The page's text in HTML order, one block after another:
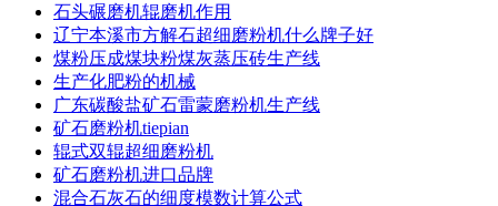
石头碾磨机辊磨机作用
辽宁本溪市方解石超细磨粉机什么牌子好
煤粉压成煤块粉煤灰蒸压砖生产线
生产化肥粉的机械
广东碳酸盐矿石雷蒙磨粉机生产线
矿石磨粉机tiepian
辊式双辊超细磨粉机
矿石磨粉机进口品牌
混合石灰石的细度模数计算公式